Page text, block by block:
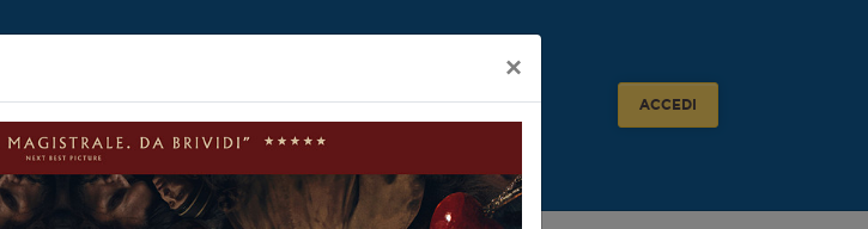
Prossimamente Contributi ACCEDI
×